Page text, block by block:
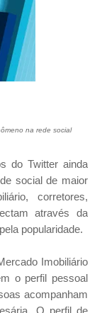
na rede social
do Twitter ainda
social de maior
corretores,
através da
popularidade.
Imobiliário
o perfil pessoal
acompanham
O perfil de